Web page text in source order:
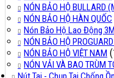
NÓN BẢO HỘ BULLARD
NÓN BẢO HỘ HÀN QUỐC
Nón Bảo Hộ Lao Động
NÓN BẢO HỘ
NÓN BẢO HỘ VIỆT NAM
NÓN VẢI VÀ BAO TRÙM